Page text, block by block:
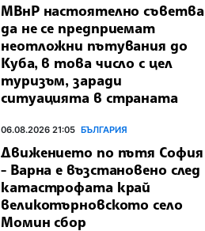
МВнР настоятелно съветва
да не се предприемат
неотложни пътувания до
Куба, в това число с цел
туризъм, заради
ситуацията в страната
06.08.2026 21:05 БЪЛГАРИЯ
Движението по пътя София
- Варна е възстановено след
катастрофата край
великотърновското село
Момин сбор